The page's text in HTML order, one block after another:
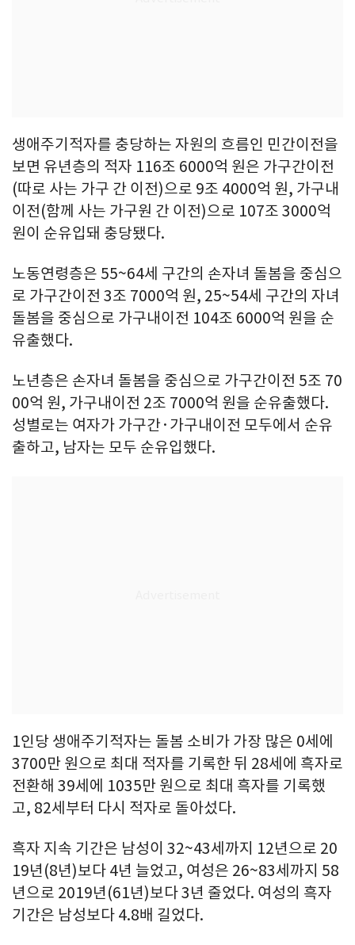
생애주기적자를 충당하는 자원의 흐름인 민간이전을
보면 유년층의 적자 116조 6000억 원은 가구간이전
(따로 사는 가구 간 이전)으로 9조 4000억 원, 가구내
이전(함께 사는 가구원 간 이전)으로 107조 3000억
원이 순유입돼 충당됐다.
노동연령층은 55~64세 구간의 손자녀 돌봄을 중심으
로 가구간이전 3조 7000억 원, 25~54세 구간의 자녀
돌봄을 중심으로 가구내이전 104조 6000억 원을 순
유출했다.
노년층은 손자녀 돌봄을 중심으로 가구간이전 5조 70
00억 원, 가구내이전 2조 7000억 원을 순유출했다.
성별로는 여자가 가구간·가구내이전 모두에서 순유
출하고, 남자는 모두 순유입했다.
1인당 생애주기적자는 돌봄 소비가 가장 많은 0세에
3700만 원으로 최대 적자를 기록한 뒤 28세에 흑자로
전환해 39세에 1035만 원으로 최대 흑자를 기록했
고, 82세부터 다시 적자로 돌아섰다.
흑자 지속 기간은 남성이 32~43세까지 12년으로 20
19년(8년)보다 4년 늘었고, 여성은 26~83세까지 58
년으로 2019년(61년)보다 3년 줄었다. 여성의 흑자
기간은 남성보다 4.8배 길었다.